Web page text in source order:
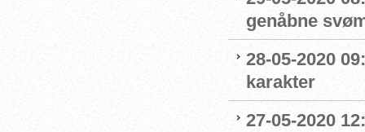
genåbne
28-05-2020
karakter
27-05-2020